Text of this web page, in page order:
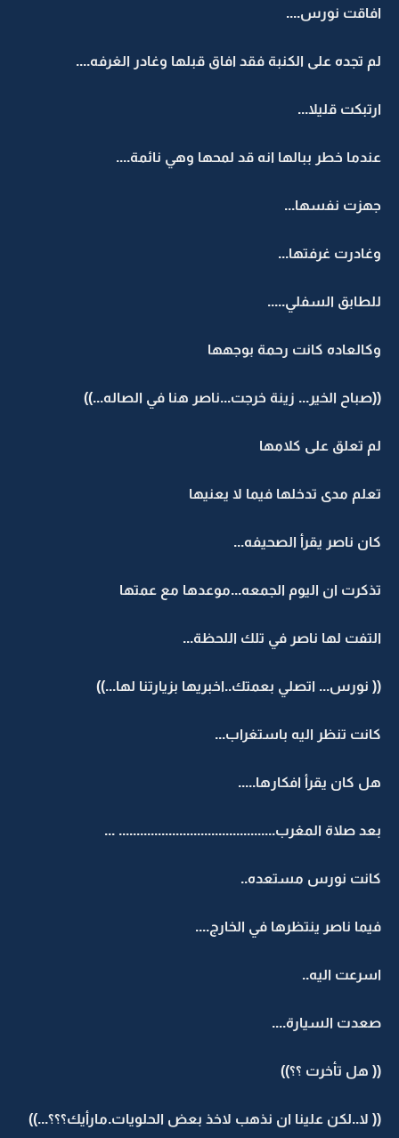
افاقت نورس....
لم تجده على الكنبة فقد افاق قبلها وغادر الغرفه....
ارتبكت قليلا...
عندما خطر ببالها انه قد لمحها وهي نائمة....
جهزت نفسها...
وغادرت غرفتها...
للطابق السفلي.....
وكالعاده كانت رحمة بوجهها
((صباح الخير... زينة خرجت...ناصر هنا في الصاله...))
لم تعلق على كلامها
تعلم مدى تدخلها فيما لا يعنيها
كان ناصر يقرأ الصحيفه...
تذكرت ان اليوم الجمعه...موعدها مع عمتها
التفت لها ناصر في تلك اللحظة...
(( نورس... اتصلي بعمتك..اخبريها بزيارتنا لها...))
كانت تنظر اليه باستغراب...
هل كان يقرأ افكارها.....
بعد صلاة المغرب............................................ ...
كانت نورس مستعده..
فيما ناصر ينتظرها في الخارج....
اسرعت اليه..
صعدت السيارة....
(( هل تأخرت ؟؟))
(( لا..لكن علينا ان نذهب لاخذ بعض الحلويات.مارأيك؟؟؟...))